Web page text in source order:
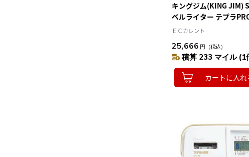
キングジム(KING JIM)
ベルライター テプラ
ＥＣカレント
25,666 円 （税込）
積算 233 マイル (1
カートに入れ